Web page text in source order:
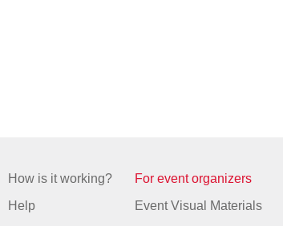
How is it working?
Help
For event organizers
Event Visual Materials